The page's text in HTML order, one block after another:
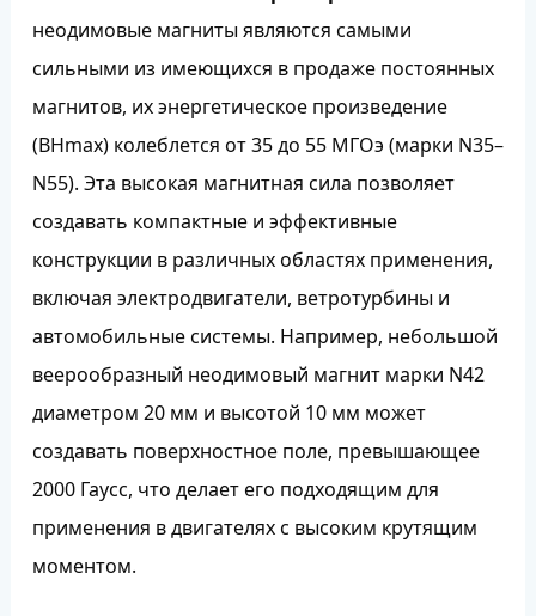
неодимовые магниты являются самыми
сильными из имеющихся в продаже постоянных
магнитов, их энергетическое произведение
(BHmax) колеблется от 35 до 55 МГОэ (марки N35–
N55). Эта высокая магнитная сила позволяет
создавать компактные и эффективные
конструкции в различных областях применения,
включая электродвигатели, ветротурбины и
автомобильные системы. Например, небольшой
веерообразный неодимовый магнит марки N42
диаметром 20 мм и высотой 10 мм может
создавать поверхностное поле, превышающее
2000 Гаусс, что делает его подходящим для
применения в двигателях с высоким крутящим
моментом.